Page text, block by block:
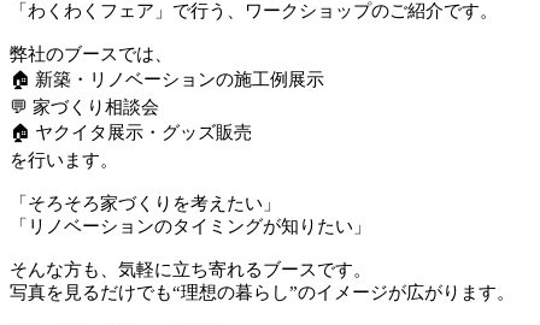
「わくわくフェア」で行う、ワークショップのご紹介です。
弊社のブースでは、
🏠 新築・リノベーションの施工例展示
💬 家づくり相談会
🏠 ヤクイタ展示・グッズ販売
を行います。
「そろそろ家づくりを考えたい」
「リノベーションのタイミングが知りたい」
そんな方も、気軽に立ち寄れるブースです。
写真を見るだけでも“理想の暮らし”のイメージが広がります。